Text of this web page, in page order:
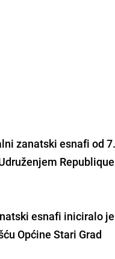
zanatski esnafi od 7.
esnafi iniciralo je
Općine Stari Grad